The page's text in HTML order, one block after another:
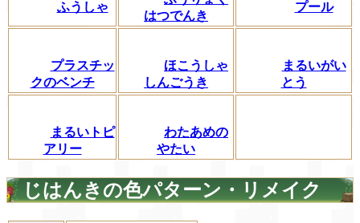
ふうしゃ
はつでんき
プール
プラスチッ
クのベンチ
ほこうしゃ
しんごうき
まるいがい
とう
まるいトピ
アリー
わたあめの
やたい
じはんきの色パターン・リメイク